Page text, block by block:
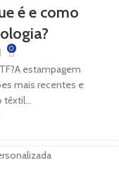
é e como
0
estampagem
mais recentes e